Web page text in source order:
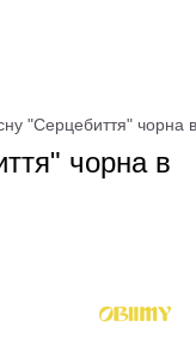
"Серцебиття" чорна в
чорна в